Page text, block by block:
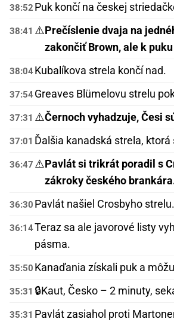
38:52 Puk končí na českej
38:41 ⚠️Prečíslenie dvaja na
zakončiť Brown, ale k
38:04Kubalíkova strela končí nad.
37:54Greaves Blümelovu strelu
37:31 ⚠️Černoch vyhadzuje, Česi
37:01 Ďalšia kanadská strela,
36:47 ⚠️Pavlát si trikrát poradil s
zákroky českého
36:30 Pavlát našiel Crosbyho strelu.
36:14Teraz sa ale javorové listy
pásma.
35:50 Kanaďania získali puk a
35:31 🔒Kaut, Česko – 2 minuty,
35:31 Pavlát zasiahol proti